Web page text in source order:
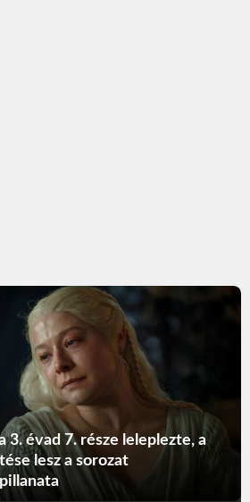
3. évad 7. része leleplezte, a
lesz a sorozat